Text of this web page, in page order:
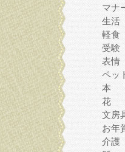
マナ
生活
軽食
受験
表情
ペッ
本
花
文房
お年
介護